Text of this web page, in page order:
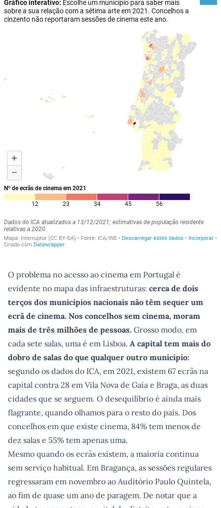
O problema no acesso ao cinema em Portugal é
evidente no mapa das infraestruturas: cerca de dois
terços dos municípios nacionais não têm sequer um
ecrã de cinema. Nos concelhos sem cinema, moram
mais de três milhões de pessoas. Grosso modo, em
cada sete salas, uma é em Lisboa. A capital tem mais do
dobro de salas do que qualquer outro município:
segundo os dados do ICA, em 2021, existem 67 ecrãs na
capital contra 28 em Vila Nova de Gaia e Braga, as duas
cidades que se seguem. O desequilíbrio é ainda mais
flagrante, quando olhamos para o resto do país. Dos
concelhos em que existe cinema, 84% tem menos de
dez salas e 55% tem apenas uma.
Mesmo quando os ecrãs existem, a maioria continua
sem serviço habitual. Em Bragança, as sessões regulares
regressaram em novembro ao Auditório Paulo Quintela,
ao fim de quase um ano de paragem. De notar que a